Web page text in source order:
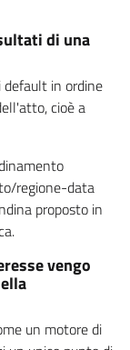
di una
in ordine
cioè a
regione-data
proposto in
vengo
un motore di